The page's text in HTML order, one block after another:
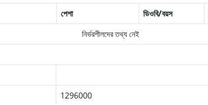
পেশা ডিওবি/বয়স
নির্ভরশীলদের তথ্য নেই
1296000